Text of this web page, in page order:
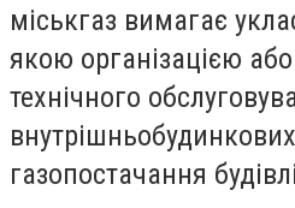
міськгаз вимагає
якою організацією
технічного
газопостачання